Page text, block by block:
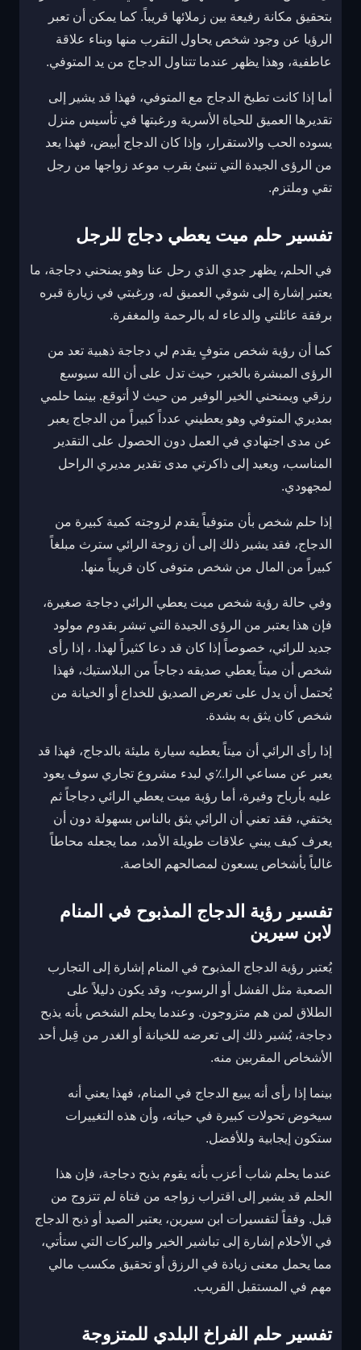
بتحقيق مكانة رفيعة بين زملائها قريباً. كما يمكن أن تعبر
الرؤيا عن وجود شخص يحاول التقرب منها وبناء علاقة
عاطفية، وهذا يظهر عندما تتناول الدجاج من يد المتوفي.
أما إذا كانت تطبخ الدجاج مع المتوفي، فهذا قد يشير إلى
تقديرها العميق للحياة الأسرية ورغبتها في تأسيس منزل
يسوده الحب والاستقرار، وإذا كان الدجاج أبيض، فهذا يعد
من الرؤى الجيدة التي تنبئ بقرب موعد زواجها من رجل
تقي وملتزم.
تفسير حلم ميت يعطي دجاج للرجل
في الحلم، يظهر جدي الذي رحل عنا وهو يمنحني دجاجة، ما
يعتبر إشارة إلى شوقي العميق له، ورغبتي في زيارة قبره
برفقة عائلتي والدعاء له بالرحمة والمغفرة.
كما أن رؤية شخص متوفٍ يقدم لي دجاجة ذهبية تعد من
الرؤى المبشرة بالخير، حيث تدل على أن الله سيوسع
رزقي ويمنحني الخير الوفير من حيث لا أتوقع. بينما حلمي
بمديري المتوفي وهو يعطيني عدداً كبيراً من الدجاج يعبر
عن مدى اجتهادي في العمل دون الحصول على التقدير
المناسب، ويعيد إلى ذاكرتي مدى تقدير مديري الراحل
لمجهودي.
إذا حلم شخص بأن متوفياً يقدم لزوجته كمية كبيرة من
الدجاج، فقد يشير ذلك إلى أن زوجة الرائي سترث مبلغاً
كبيراً من المال من شخص متوفى كان قريباً منها.
وفي حالة رؤية شخص ميت يعطي الرائي دجاجة صغيرة،
فإن هذا يعتبر من الرؤى الجيدة التي تبشر بقدوم مولود
جديد للرائي، خصوصاً إذا كان قد دعا كثيراً لهذا. ، إذا رأى
شخص أن ميتاً يعطي صديقه دجاجاً من البلاستيك، فهذا
يُحتمل أن يدل على تعرض الصديق للخداع أو الخيانة من
شخص كان يثق به بشدة.
إذا رأى الرائي أن ميتاً يعطيه سيارة مليئة بالدجاج، فهذا قد
يعبر عن مساعي الرا؉ي لبدء مشروع تجاري سوف يعود
عليه بأرباح وفيرة، أما رؤية ميت يعطي الرائي دجاجاً ثم
يختفي، فقد تعني أن الرائي يثق بالناس بسهولة دون أن
يعرف كيف يبني علاقات طويلة الأمد، مما يجعله محاطاً
غالباً بأشخاص يسعون لمصالحهم الخاصة.
تفسير رؤية الدجاج المذبوح في المنام
لابن سيرين
يُعتبر رؤية الدجاج المذبوح في المنام إشارة إلى التجارب
الصعبة مثل الفشل أو الرسوب، وقد يكون دليلاً على
الطلاق لمن هم متزوجون. وعندما يحلم الشخص بأنه يذبح
دجاجة، يُشير ذلك إلى تعرضه للخيانة أو الغدر من قِبل أحد
الأشخاص المقربين منه.
بينما إذا رأى أنه يبيع الدجاج في المنام، فهذا يعني أنه
سيخوض تحولات كبيرة في حياته، وأن هذه التغييرات
ستكون إيجابية وللأفضل.
عندما يحلم شاب أعزب بأنه يقوم بذبح دجاجة، فإن هذا
الحلم قد يشير إلى اقتراب زواجه من فتاة لم تتزوج من
قبل. وفقاً لتفسيرات ابن سيرين، يعتبر الصيد أو ذبح الدجاج
في الأحلام إشارة إلى تباشير الخير والبركات التي ستأتي،
مما يحمل معنى زيادة في الرزق أو تحقيق مكسب مالي
مهم في المستقبل القريب.
تفسير حلم الفراخ البلدي للمتزوجة